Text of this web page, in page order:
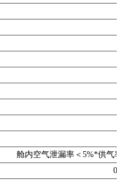
舱内空气泄漏率＜5%*供气率
0.1-